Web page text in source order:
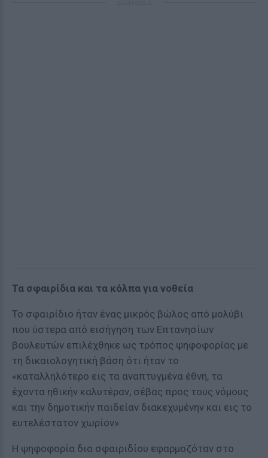
Τα σφαιρίδια και τα κόλπα για νοθεία
Το σφαιρίδιο ήταν ένας μικρός βώλος από μολύβι
που ύστερα από εισήγηση των Επτανησίων
βουλευτών επιλέχθηκε ως τρόπος ψηφοφορίας με
τη δικαιολογητική βάση ότι ήταν το
«καταλληλότερο εις τα αναπτυγμένα έθνη, τα
έχοντα ηθικήν καλυτέραν, σέβας προς τους νόμους
και την δημοτικήν παιδείαν διακεχυμένην και εις το
ευτελέστατον χωρίον».
Η ψηφοφορία δια σφαιριδίου εφαρμοζόταν στο